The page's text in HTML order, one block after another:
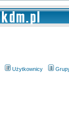
Użytkownicy